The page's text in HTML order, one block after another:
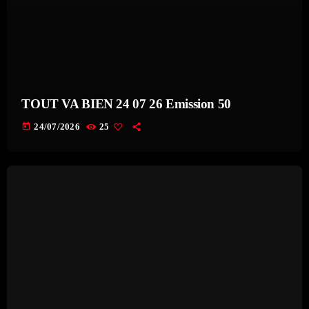
TOUT VA BIEN 24 07 26 Emission 50
today 24/07/2026 25